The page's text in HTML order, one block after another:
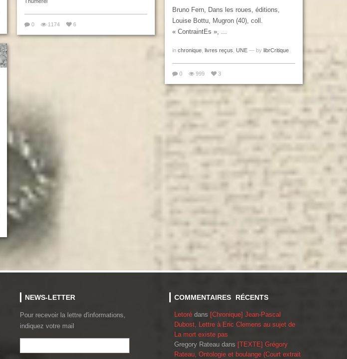
0 1174 6
Bruno Fern, Dans les roues, éditions,
Louise Bottu, Mugron (40), coll.
« ContraintEs », ...
in chronique livres reçus UNE — by librCritique
0 999 3
NEWS-LETTER
Pour recevoir la lettre d'informations,
indiquez votre mail
COMMENTAIRES RÉCENTS
Letoré dans [Chronique] Jean-Pascal
Dubost, Lettre à Eric Clemens au sujet de
La mort existe pas
Gregory Rateau dans [TEXTE] Grégory
Rateau, Ontologie et boulange (Court extrait